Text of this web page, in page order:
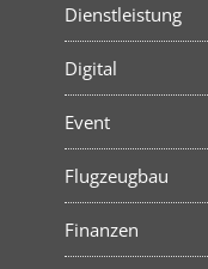
Dienstleistung
Digital
Event
Flugzeugbau
Finanzen